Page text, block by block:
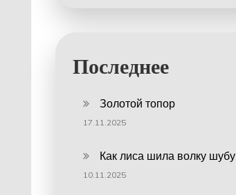
Последнее
Золотой топор
17.11.2025
Как лиса шила волку шубу
10.11.2025